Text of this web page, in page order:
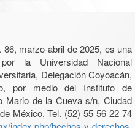
86, marzo-abril de 2025, es una
la Universidad Nacional
Delegación Coyoacán,
por medio del Instituto de
Mario de la Cueva s/n, Ciudad
México, Tel. (52) 55 56 22 74